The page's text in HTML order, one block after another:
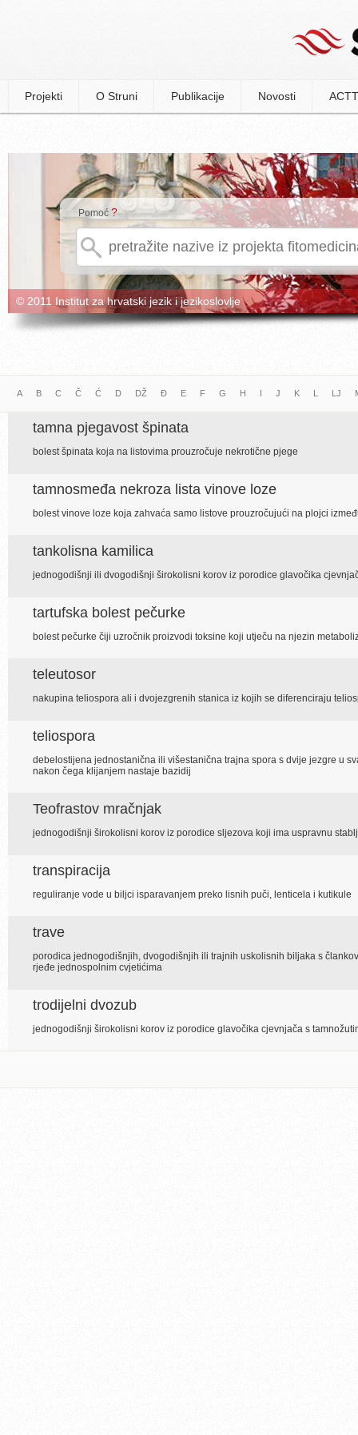
Projekti O Struni Publikacije Novosti
Pomoć ?
© 2011 Institut za hrvatski jezik i jezikoslovlje
A B C Č Ć D DŽ Đ E F G H I J K L LJ
tamna pjegavost špinata
bolest špinata koja na listovima prouzročuje nekrotične pjege
tamnosmeđa nekroza lista vinove loze
bolest vinove loze koja zahvaća samo listove prouzročujući na plojci
tankolisna kamilica
jednogodišnji ili dvogodišnji širokolisni korov iz porodice glavočika
tartufska bolest pečurke
bolest pečurke čiji uzročnik proizvodi toksine koji utječu na njezin
teleutosor
nakupina teliospora ali i dvojezgrenih stanica iz kojih se diferenciraju
teliospora
debelostijena jednostanična ili višestanična trajna spora s dvije jezgre u
nakon čega klijanjem nastaje bazidij
Teofrastov mračnjak
jednogodišnji širokolisni korov iz porodice sljezova koji ima uspravnu
transpiracija
reguliranje vode u biljci isparavanjem preko lisnih puči, lenticela i kutikule
trave
porodica jednogodišnjih, dvogodišnjih ili trajnih uskolisnih biljaka s
rjeđe jednospolnim cvjetićima
trodijelni dvozub
jednogodišnji širokolisni korov iz porodice glavočika cjevnjača s